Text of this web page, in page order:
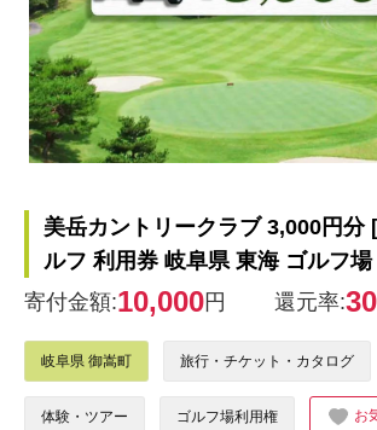
美岳カントリークラブ 3,000円分
ルフ 利用券 岐阜県 東海 ゴルフ場
寄付金額:10,000円 還元率:30
岐阜県 御嵩町 旅行・チケット・カタログ
体験・ツアー ゴルフ場利用権 お